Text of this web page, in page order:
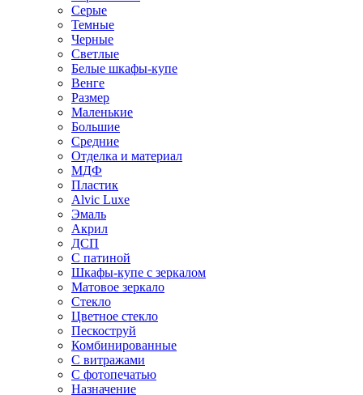
Серые
Темные
Черные
Светлые
Белые шкафы-купе
Венге
Размер
Маленькие
Большие
Средние
Отделка и материал
МДФ
Пластик
Alvic Luxe
Эмаль
Акрил
ДСП
С патиной
Шкафы-купе с зеркалом
Матовое зеркало
Стекло
Цветное стекло
Пескоструй
Комбинированные
С витражами
С фотопечатью
Назначение